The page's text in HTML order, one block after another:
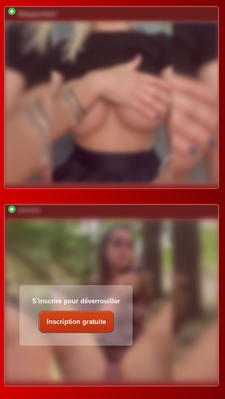
Stasya-moor
S'inscrire pour déverrouiller
Inscription gratuite